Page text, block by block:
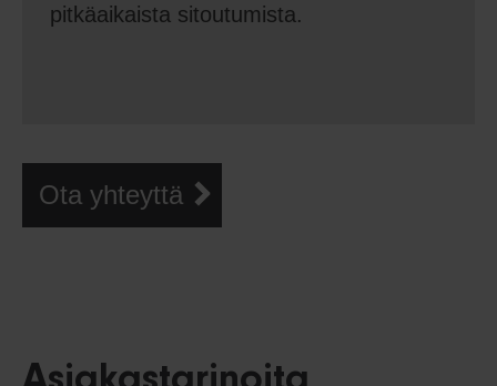
pitkäaikaista sitoutumista.
Ota yhteyttä